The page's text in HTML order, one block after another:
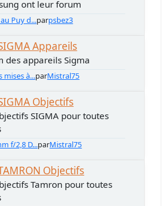
ont leur forum
Puy d...parpsbez3
Appareils
des appareils Sigma
mises à...parMistral75
Objectifs
SIGMA pour toutes
f/2,8 D...parMistral75
Objectifs
Tamron pour toutes